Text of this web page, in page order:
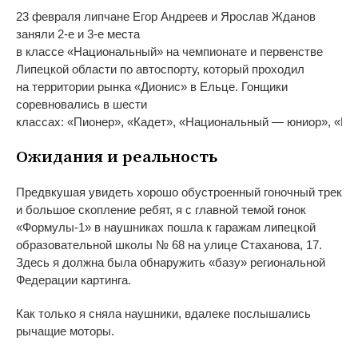
23 февраля липчане Егор Андреев и Ярослав Жданов
заняли 2-е и 3-е места
в классе «Национальный» на чемпионате и первенстве
Липецкой области по автоспорту, который проходил
на территории рынка «Дионис» в Ельце. Гонщики
соревновались в шести
классах: «Пионер», «Кадет», «Национальный — юниор», «
Ожидания и реальность
Предвкушая увидеть хорошо обустроенный гоночный трек
и большое скопление ребят, я с главной темой гонок
«Формулы-1» в наушниках пошла к гаражам липецкой
образовательной школы № 68 на улице Стаханова, 17.
Здесь я должна была обнаружить «базу» региональной
Федерации картинга.
Как только я сняла наушники, вдалеке послышались
рычащие моторы.